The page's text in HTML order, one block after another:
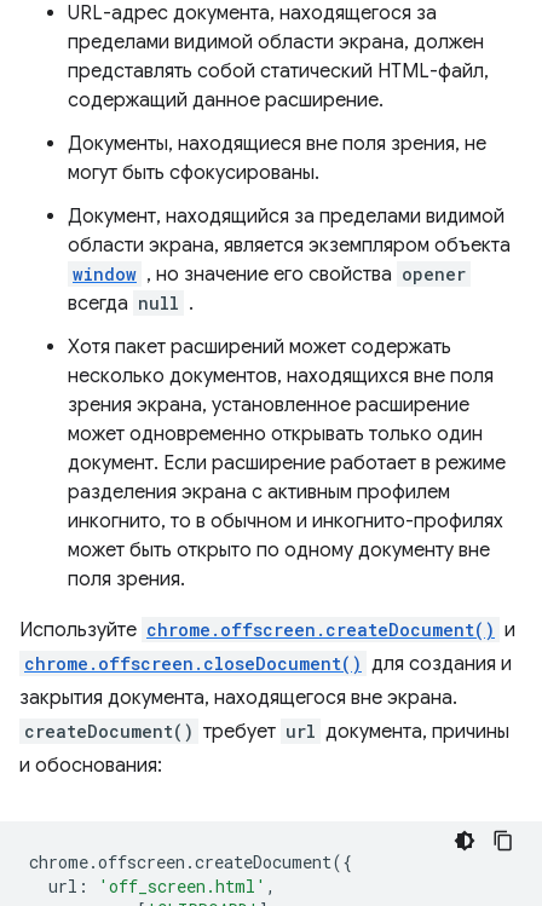
URL-адрес документа, находящегося за
пределами видимой области экрана, должен
представлять собой статический HTML-файл,
содержащий данное расширение.
Документы, находящиеся вне поля зрения, не
могут быть сфокусированы.
Документ, находящийся за пределами видимой
области экрана, является экземпляром объекта
window , но значение его свойства opener
всегда null .
Хотя пакет расширений может содержать
несколько документов, находящихся вне поля
зрения экрана, установленное расширение
может одновременно открывать только один
документ. Если расширение работает в режиме
разделения экрана с активным профилем
инкогнито, то в обычном и инкогнито-профилях
может быть открыто по одному документу вне
поля зрения.
Используйте chrome.offscreen.createDocument() и
chrome.offscreen.closeDocument() для создания и
закрытия документа, находящегося вне экрана.
createDocument() требует url документа, причины
и обоснования:
chrome.offscreen .createDocument({
url : 'off_screen.html' ,